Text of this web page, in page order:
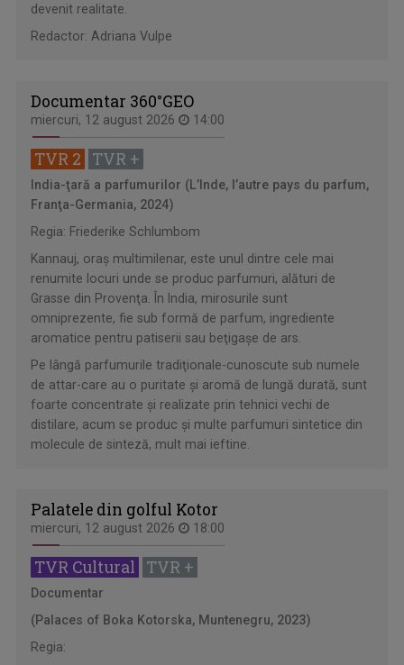
devenit realitate.
Redactor: Adriana Vulpe
Documentar 360°GEO
miercuri, 12 august 2026 14:00
TVR 2 TVR +
India-ţară a parfumurilor (L’Inde, l’autre pays du parfum,
Franţa-Germania, 2024)
Regia: Friederike Schlumbom
Kannauj, oraş multimilenar, este unul dintre cele mai
renumite locuri unde se produc parfumuri, alături de
Grasse din Provenţa. În India, mirosurile sunt
omniprezente, fie sub formă de parfum, ingrediente
aromatice pentru patiserii sau beţigaşe de ars.
Pe lângă parfumurile tradiţionale-cunoscute sub numele
de attar-care au o puritate şi aromă de lungă durată, sunt
foarte concentrate şi realizate prin tehnici vechi de
distilare, acum se produc şi multe parfumuri sintetice din
molecule de sinteză, mult mai ieftine.
Palatele din golful Kotor
miercuri, 12 august 2026 18:00
TVR Cultural TVR +
Documentar
(Palaces of Boka Kotorska, Muntenegru, 2023)
Regia: